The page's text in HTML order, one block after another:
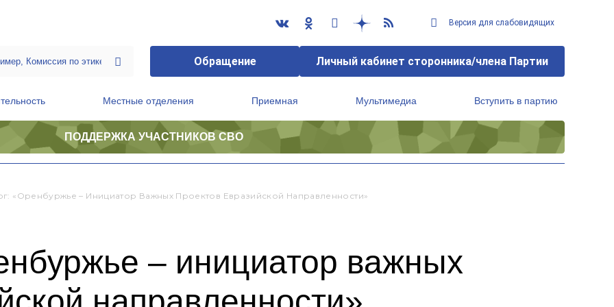
Версия для слабовидящих
Обращение Личный кабинет сторонника/члена Партии
Местные отделения Приемная Мультимедиа Вступить в партию
ПОДДЕРЖКА УЧАСТНИКОВ СВО
«Оренбуржье – Инициатор Важных Проектов Евразийской Направленности»
– инициатор важных